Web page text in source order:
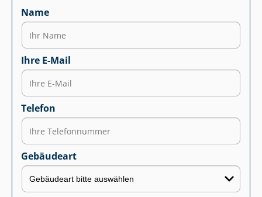
Name
Ihre E-Mail
Telefon
Gebäudeart